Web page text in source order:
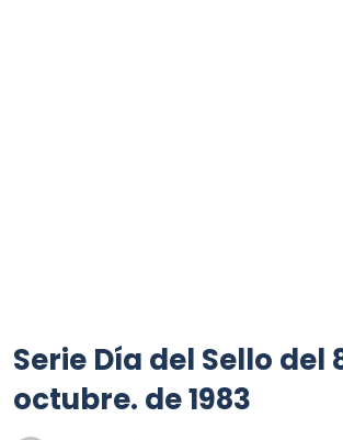
Serie Día del Sello del
octubre. de 1983